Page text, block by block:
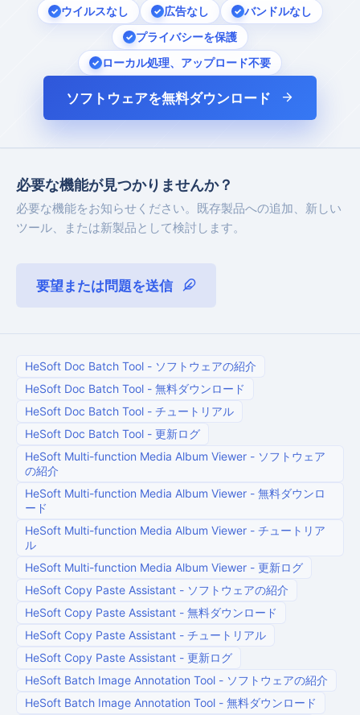
ウイルスなし 広告なし
バンドルなし
プライバシーを保護
ローカル処理、アップロード不要
ソフトウェアを無料ダウンロード
必要な機能が見つかりませんか？
必要な機能をお知らせください。既存製品への追加、新しい
ツール、または新製品として検討します。
要望または問題を送信
HeSoft Doc Batch Tool - ソフトウェアの紹介
HeSoft Doc Batch Tool - 無料ダウンロード
HeSoft Doc Batch Tool - チュートリアル
HeSoft Doc Batch Tool - 更新ログ
HeSoft Multi-function Media Album Viewer - ソフトウェア
の紹介
HeSoft Multi-function Media Album Viewer - 無料ダウンロ
ード
HeSoft Multi-function Media Album Viewer - チュートリア
ル
HeSoft Multi-function Media Album Viewer - 更新ログ
HeSoft Copy Paste Assistant - ソフトウェアの紹介
HeSoft Copy Paste Assistant - 無料ダウンロード
HeSoft Copy Paste Assistant - チュートリアル
HeSoft Copy Paste Assistant - 更新ログ
HeSoft Batch Image Annotation Tool - ソフトウェアの紹介
HeSoft Batch Image Annotation Tool - 無料ダウンロード